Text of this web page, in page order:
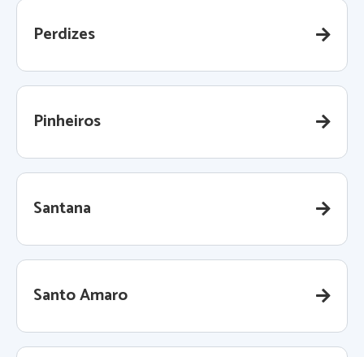
Perdizes
Pinheiros
Santana
Santo Amaro